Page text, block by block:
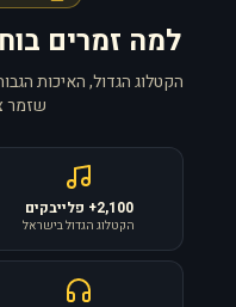
למה זמרים
הקטלוג הגדול, האיכות
שזמר
2,100+ פלייבקים
הקטלוג הגדול בישראל